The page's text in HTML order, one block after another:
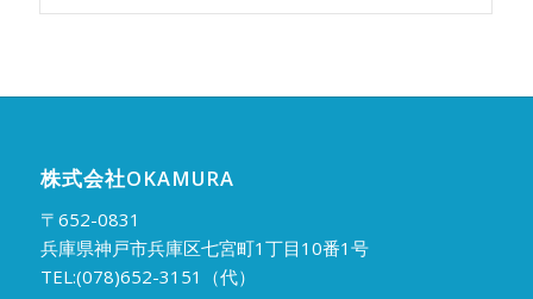
株式会社OKAMURA
〒652-0831
兵庫県神戸市兵庫区七宮町1丁目10番1号
TEL:(078)652-3151（代）